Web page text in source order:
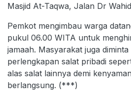
Masjid At-Taqwa, Jalan Dr
Pemkot mengimbau warga
pukul 06.00 WITA untuk
jamaah. Masyarakat juga
perlengkapan salat pribadi
alas salat lainnya demi
berlangsung. (***)